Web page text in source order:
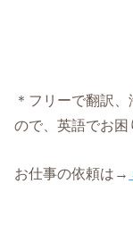
＊フリーで翻訳
ので、英語でお困
お仕事の依頼は→